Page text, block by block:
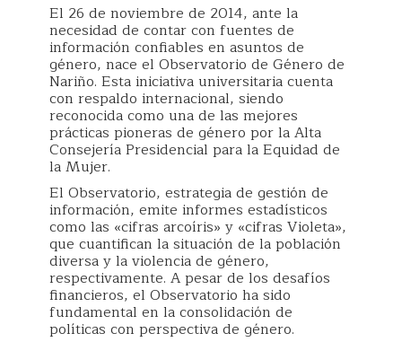
El 26 de noviembre de 2014, ante la
necesidad de contar con fuentes de
información confiables en asuntos de
género, nace el Observatorio de Género de
Nariño. Esta iniciativa universitaria cuenta
con respaldo internacional, siendo
reconocida como una de las mejores
prácticas pioneras de género por la Alta
Consejería Presidencial para la Equidad de
la Mujer.
El Observatorio, estrategia de gestión de
información, emite informes estadísticos
como las «cifras arcoíris» y «cifras Violeta»,
que cuantifican la situación de la población
diversa y la violencia de género,
respectivamente. A pesar de los desafíos
financieros, el Observatorio ha sido
fundamental en la consolidación de
políticas con perspectiva de género.